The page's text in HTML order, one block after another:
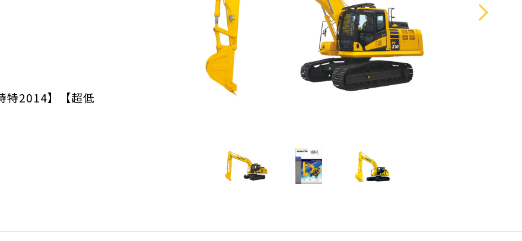
物流・港湾 農畜産・水産
道路機械 アタッチメント
特2014】【超低